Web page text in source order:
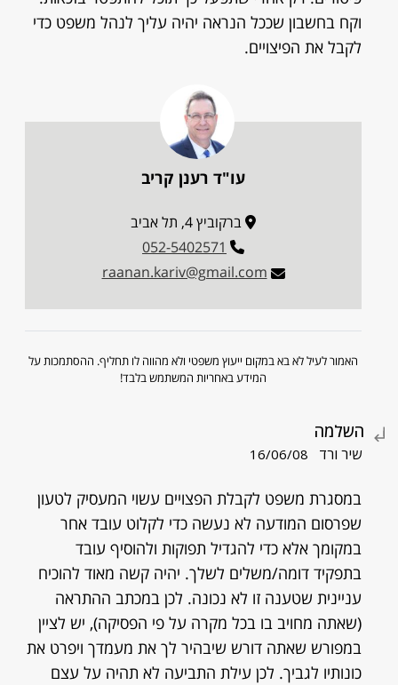
וקח בחשבון שככל הנראה יהיה עליך לנהל משפט כדי
לקבל את הפיצויים.
עו"ד רענן קריב
ברקוביץ 4, תל אביב
052-5402571
raanan.kariv@gmail.com
האמור לעיל לא בא במקום ייעוץ משפטי ולא מהווה לו תחליף. ההסתמכות על
המידע באחריות המשתמש בלבד!
השלמה
שיר ורד 16/06/08
במסגרת משפט לקבלת הפצויים עשוי המעסיק לטעון
שפרסום המודעה לא נעשה כדי לקלוט עובד אחר
במקומך אלא כדי להגדיל תפוקות ולהוסיף עובד
בתפקיד דומה/משלים לשלך. יהיה קשה מאוד להוכיח
עניינית שטענה זו לא נכונה. לכן במכתב ההתראה
(שאתה מחויב בו בכל מקרה על פי הפסיקה), יש לציין
במפורש שאתה דורש שיבהיר לך את מעמדך ויפרט את
כונותיו לגביך. לכן עילת התביעה לא תהיה על עצם